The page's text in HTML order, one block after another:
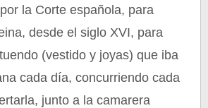
la Corte española, para
desde el siglo XVI, para
(vestido y joyas) que iba
cada día, concurriendo cada
junto a la camarera